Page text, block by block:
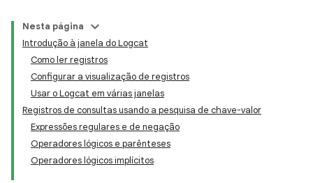
Nesta página
Introdução à janela do Logcat
Como ler registros
Configurar a visualização de registros
Usar o Logcat em várias janelas
Registros de consultas usando a pesquisa de chave-valor
Expressões regulares e de negação
Operadores lógicos e parênteses
Operadores lógicos implícitos